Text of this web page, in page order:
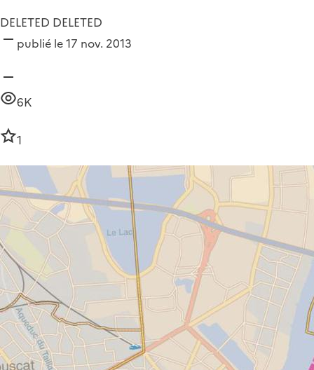
DELETED DELETED
publié le 17 nov. 2013
6K
1